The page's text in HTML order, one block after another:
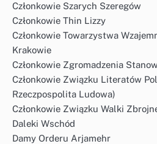
Członkowie Szarych Szeregów
Członkowie Thin Lizzy
Członkowie Towarzystwa
Krakowie
Członkowie Zgromadzenia
Członkowie Związku Literatów
Rzeczpospolita Ludowa)
Członkowie Związku Walki
Daleki Wschód
Damy Orderu Arjamehr